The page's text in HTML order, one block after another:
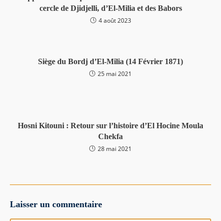
cercle de Djidjelli, d’El-Milia et des Babors
4 août 2023
Siège du Bordj d’El-Milia (14 Février 1871)
25 mai 2021
Hosni Kitouni : Retour sur l’histoire d’El Hocine Moula
Chekfa
28 mai 2021
Laisser un commentaire